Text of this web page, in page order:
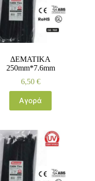
ΔΕΜΑΤΙΚΑ
250mm*7.6mm
6,50 €
Αγορά